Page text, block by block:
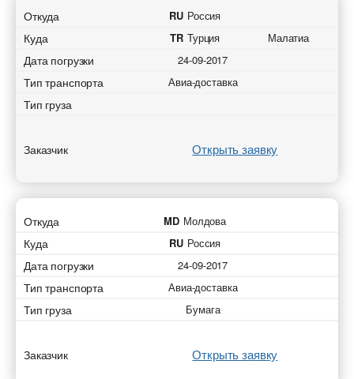
Откуда RU Россия
Куда TR Турция Малатиа
Дата погрузки 24-09-2017
Тип транспорта Авиа-доставка
Тип груза
Заказчик Открыть заявку
Откуда MD Молдова
Куда RU Россия
Дата погрузки 24-09-2017
Тип транспорта Авиа-доставка
Тип груза Бумага
Заказчик Открыть заявку